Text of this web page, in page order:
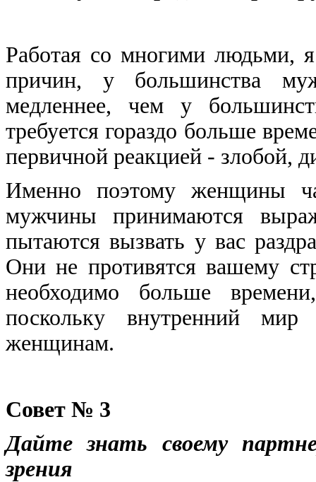
Работая со многими людьми,
причин, у большинства
медленнее, чем у
требуется гораздо больше
первичной реакцией - злобой,
Именно поэтому женщины
мужчины принимаются
пытаются вызвать у вас
Они не противятся вашему
необходимо больше
поскольку внутренний
женщинам.
Совет № 3
Дайте знать своему
зрения